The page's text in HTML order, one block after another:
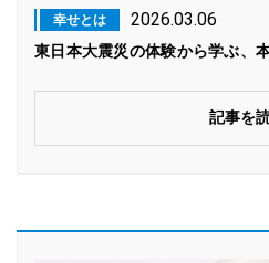
幸せとは 2026.03.06
東日本大震災の体験から学ぶ、
記事を